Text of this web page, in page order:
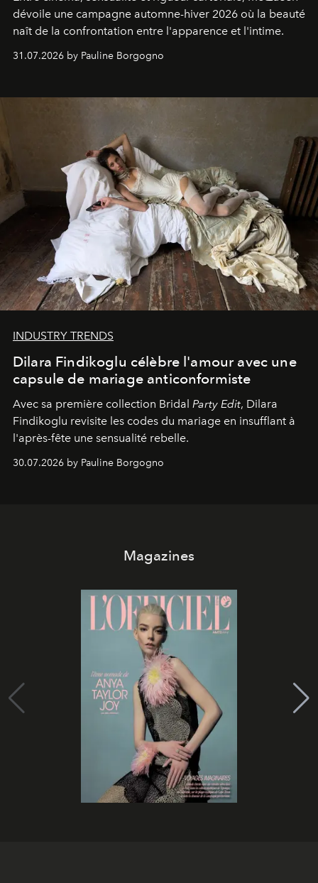
dévoile une campagne automne-hiver 2026 où la beauté
naît de la confrontation entre l'apparence et l'intime.
31.07.2026 by Pauline Borgogno
INDUSTRY TRENDS
Dilara Findikoglu célèbre l'amour avec une
capsule de mariage anticonformiste
Avec sa première collection Bridal Party Edit, Dilara
Findikoglu revisite les codes du mariage en insufflant à
l'après-fête une sensualité rebelle.
30.07.2026 by Pauline Borgogno
Magazines